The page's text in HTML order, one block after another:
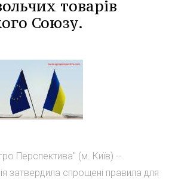
товарів
Союзу.
Перспектива" (м. Київ) --
затвердила спрощені правила для